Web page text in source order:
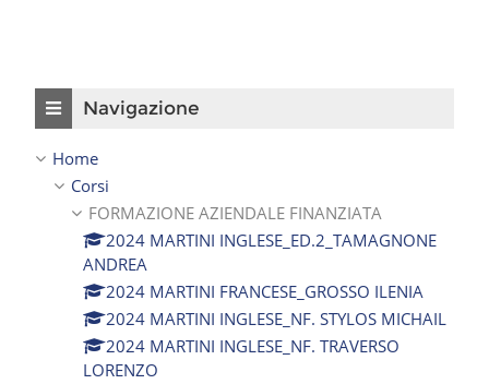
Navigazione
Home
Corsi
FORMAZIONE AZIENDALE FINANZIATA
2024 MARTINI INGLESE_ED.2_TAMAGNONE
ANDREA
2024 MARTINI FRANCESE_GROSSO ILENIA
2024 MARTINI INGLESE_NF. STYLOS MICHAIL
2024 MARTINI INGLESE_NF. TRAVERSO
LORENZO